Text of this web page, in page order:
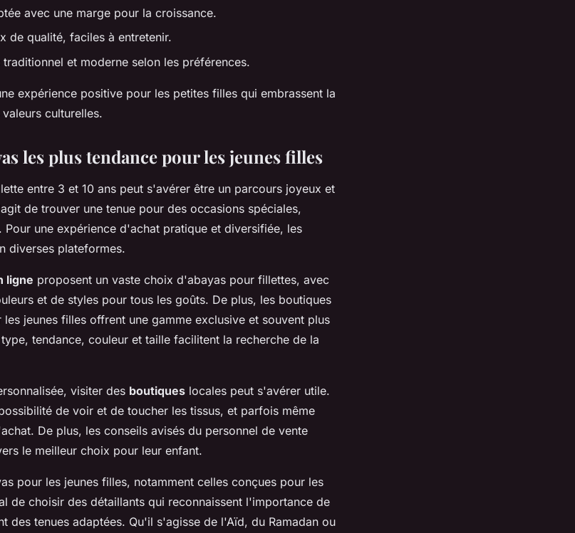
avec une marge pour la croissance.
de qualité, faciles à entretenir.
et moderne selon les préférences.
expérience positive pour les petites filles qui embrassent la
culturelles.
les plus tendance pour les jeunes filles
entre 3 et 10 ans peut s'avérer être un parcours joyeux et
de trouver une tenue pour des occasions spéciales,
Pour une expérience d'achat pratique et diversifiée, les
diverses plateformes.
ligne proposent un vaste choix d'abayas pour fillettes, avec
et de styles pour tous les goûts. De plus, les boutiques
jeunes filles offrent une gamme exclusive et souvent plus
tendance, couleur et taille facilitent la recherche de la
visiter des boutiques locales peut s'avérer utile.
de voir et de toucher les tissus, et parfois même
De plus, les conseils avisés du personnel de vente
le meilleur choix pour leur enfant.
pour les jeunes filles, notamment celles conçues pour les
de choisir des détaillants qui reconnaissent l'importance de
des tenues adaptées. Qu'il s'agisse de l'Aïd, du Ramadan ou